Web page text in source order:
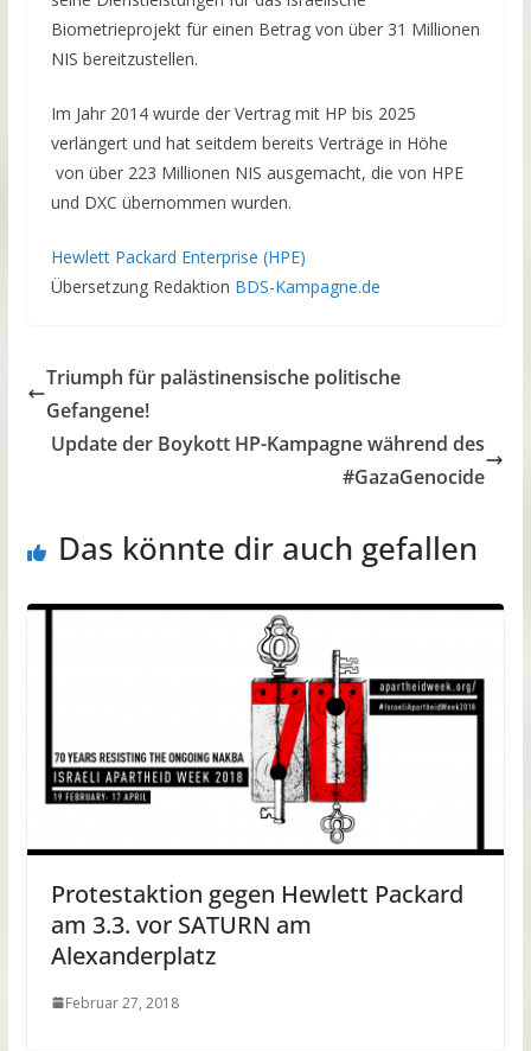
Biometrieprojekt für einen Betrag von über 31 Millionen
NIS bereitzustellen.
Im Jahr 2014 wurde der Vertrag mit HP bis 2025
verlängert und hat seitdem bereits Verträge in Höhe
von über 223 Millionen NIS ausgemacht, die von HPE
und DXC übernommen wurden.
Hewlett Packard Enterprise (HPE)
Übersetzung Redaktion BDS-Kampagne.de
Triumph für palästinensische politische
Gefangene!
Update der Boykott HP-Kampagne während des
#GazaGenocide
Das könnte dir auch gefallen
Protestaktion gegen Hewlett Packard
am 3.3. vor SATURN am
Alexanderplatz
Februar 27, 2018